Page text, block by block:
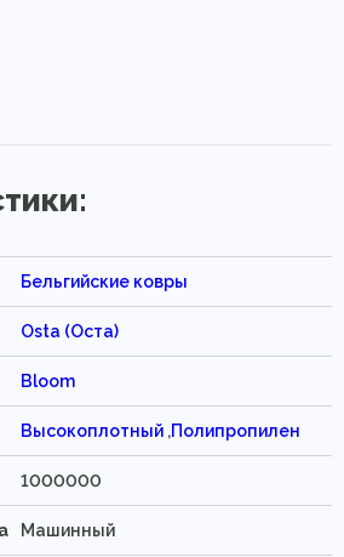
Бельгийские ковры
Osta (Оста)
Bloom
Высокоплотный ,Полипропилен
1000000
Машинный